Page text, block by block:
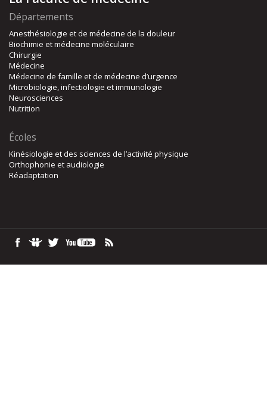
Départements
Anesthésiologie et de médecine de la douleur
Biochimie et médecine moléculaire
Chirurgie
Médecine
Médecine de famille et de médecine d’urgence
Microbiologie, infectiologie et immunologie
Neurosciences
Nutrition
Écoles
Kinésiologie et des sciences de l’activité physique
Orthophonie et audiologie
Réadaptation